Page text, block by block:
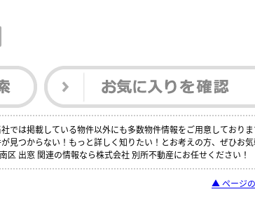
では掲載している物件以外にも多数物件情報をご用意しておりま
見つからない！もっと詳しく知りたい！とお考えの方、ぜひお
出窓 関連の情報なら株式会社 別所不動産にお任せください！
▲ ページ